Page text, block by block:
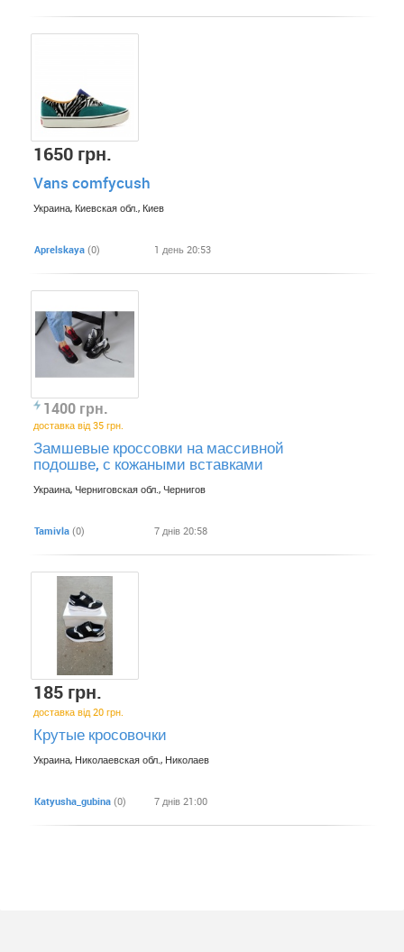
1650 грн.
Vans comfycush
Украина, Киевская обл., Киев
Aprelskaya (0) 1 день 20:53
1400 грн.
доставка від 35 грн.
Замшевые кроссовки на массивной
подошве, с кожаными вставками
Украина, Черниговская обл., Чернигов
Tamivla (0) 7 днів 20:58
185 грн.
доставка від 20 грн.
Крутые кросовочки
Украина, Николаевская обл., Николаев
Katyusha_gubina (0) 7 днів 21:00